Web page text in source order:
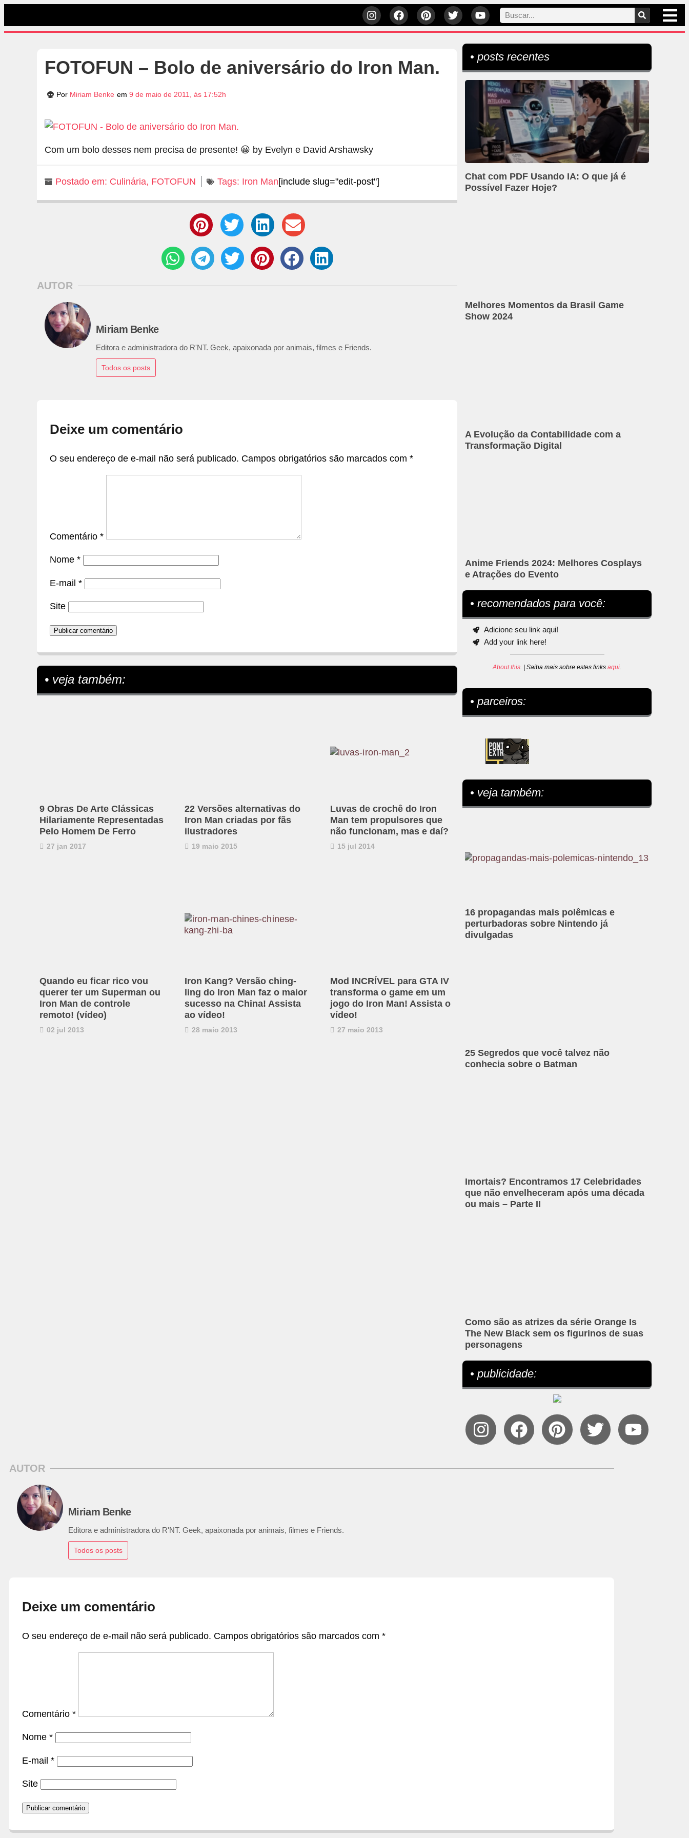
FOTOFUN – Bolo de aniversário do Iron Man.
Por Miriam Benke em 9 de maio de 2011, às 17:52h
Com um bolo desses nem precisa de presente! 😀 by Evelyn e David Arshawsky
Postado em: Culinária, FOTOFUN Tags: Iron Man[include slug="edit-post"]
AUTOR
Miriam Benke
Editora e administradora do R'NT. Geek, apaixonada por animais, filmes e Friends.
Todos os posts
Deixe um comentário
O seu endereço de e-mail não será publicado. Campos obrigatórios são marcados com *
Comentário *
Nome *
E-mail *
Site
• veja também:
9 Obras De Arte Clássicas
Hilariamente Representadas
Pelo Homem De Ferro
27 jan 2017
22 Versões alternativas do
Iron Man criadas por fãs
ilustradores
19 maio 2015
Luvas de crochê do Iron
Man tem propulsores que
não funcionam, mas e daí?
15 jul 2014
Quando eu ficar rico vou
querer ter um Superman ou
Iron Man de controle
remoto! (vídeo)
02 jul 2013
Iron Kang? Versão ching-
ling do Iron Man faz o maior
sucesso na China! Assista
ao vídeo!
28 maio 2013
Mod INCRÍVEL para GTA IV
transforma o game em um
jogo do Iron Man! Assista o
vídeo!
27 maio 2013
• posts recentes
Chat com PDF Usando IA: O que já é
Possível Fazer Hoje?
Melhores Momentos da Brasil Game
Show 2024
A Evolução da Contabilidade com a
Transformação Digital
Anime Friends 2024: Melhores Cosplays
e Atrações do Evento
• recomendados para você:
Adicione seu link aqui!
Add your link here!
About this. | Saiba mais sobre estes linksaqui.
• parceiros:
• veja também:
16 propagandas mais polêmicas e
perturbadoras sobre Nintendo já
divulgadas
25 Segredos que você talvez não
conhecia sobre o Batman
Imortais? Encontramos 17 Celebridades
que não envelheceram após uma década
ou mais – Parte II
Como são as atrizes da série Orange Is
The New Black sem os figurinos de suas
personagens
• publicidade:
AUTOR
Miriam Benke
Editora e administradora do R'NT. Geek, apaixonada por animais, filmes e Friends.
Todos os posts
Deixe um comentário
O seu endereço de e-mail não será publicado. Campos obrigatórios são marcados com *
Comentário *
Nome *
E-mail *
Site